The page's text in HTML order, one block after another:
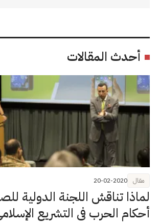
أحدث المقالات
لماذا تناقش اللجنة الدولية
أحكام الحرب في التشريع
مقال 20-02-2020